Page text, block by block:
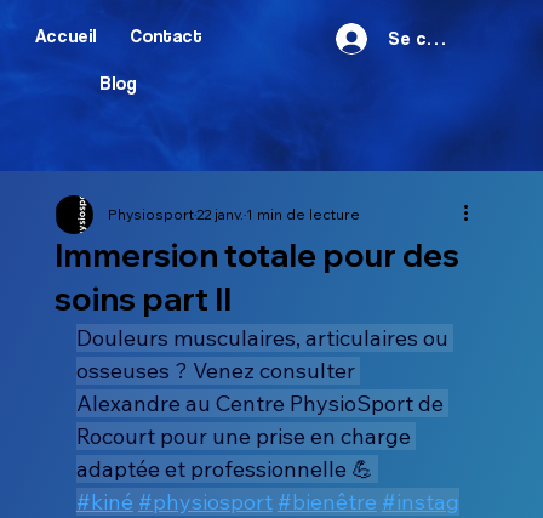
Se connecter
Accueil Contact
Blog
Immersion totale pour des
soins part II
Physiosport22 janv.1 min de lecture
Douleurs musculaires, articulaires ou
osseuses ? Venez consulter
Alexandre au Centre PhysioSport de
Rocourt pour une prise en charge
adaptée et professionnelle 💪
#kiné #physiosport #bienêtre #instag